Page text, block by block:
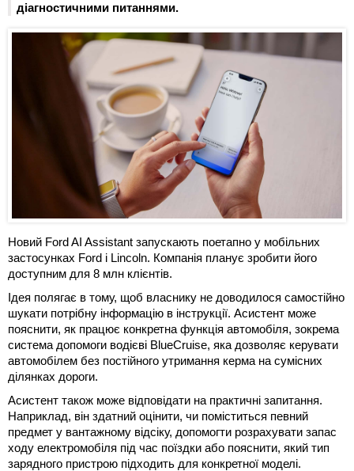
діагностичними питаннями.
Новий Ford AI Assistant запускають поетапно у мобільних
застосунках Ford і Lincoln. Компанія планує зробити його
доступним для 8 млн клієнтів.
Ідея полягає в тому, щоб власнику не доводилося самостійно
шукати потрібну інформацію в інструкції. Асистент може
пояснити, як працює конкретна функція автомобіля, зокрема
система допомоги водієві BlueCruise, яка дозволяє керувати
автомобілем без постійного утримання керма на сумісних
ділянках дороги.
Асистент також може відповідати на практичні запитання.
Наприклад, він здатний оцінити, чи поміститься певний
предмет у вантажному відсіку, допомогти розрахувати запас
ходу електромобіля під час поїздки або пояснити, який тип
зарядного пристрою підходить для конкретної моделі.